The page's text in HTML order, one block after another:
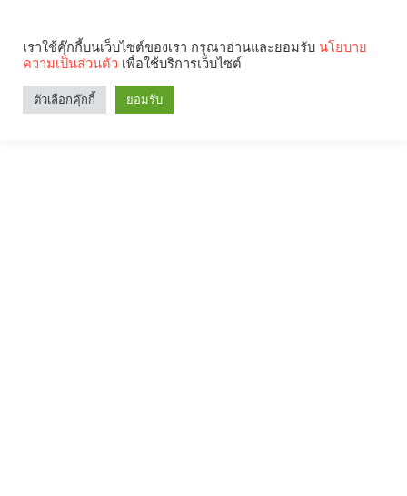
เราใช้คุ๊กกี้บนเว็บไซต์ของเรา กรุณาอ่านและยอมรับ นโยบาย
ความเป็นส่วนตัว เพื่อใช้บริการเว็บไซต์
ตัวเลือกคุ๊กกี้ ยอมรับ